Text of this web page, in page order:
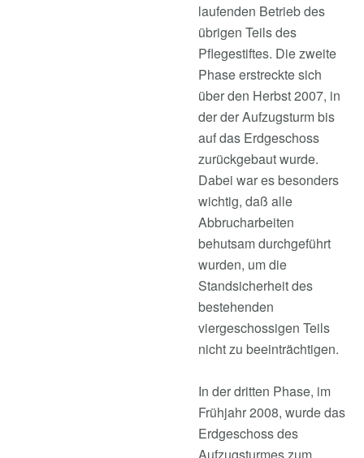
laufenden Betrieb des
übrigen Teils des
Pflegestiftes. Die zweite
Phase erstreckte sich
über den Herbst 2007, in
der der Aufzugsturm bis
auf das Erdgeschoss
zurückgebaut wurde.
Dabei war es besonders
wichtig, daß alle
Abbrucharbeiten
behutsam durchgeführt
wurden, um die
Standsicherheit des
bestehenden
viergeschossigen Teils
nicht zu beeinträchtigen.
In der dritten Phase, im
Frühjahr 2008, wurde das
Erdgeschoss des
Aufzugsturmes zum